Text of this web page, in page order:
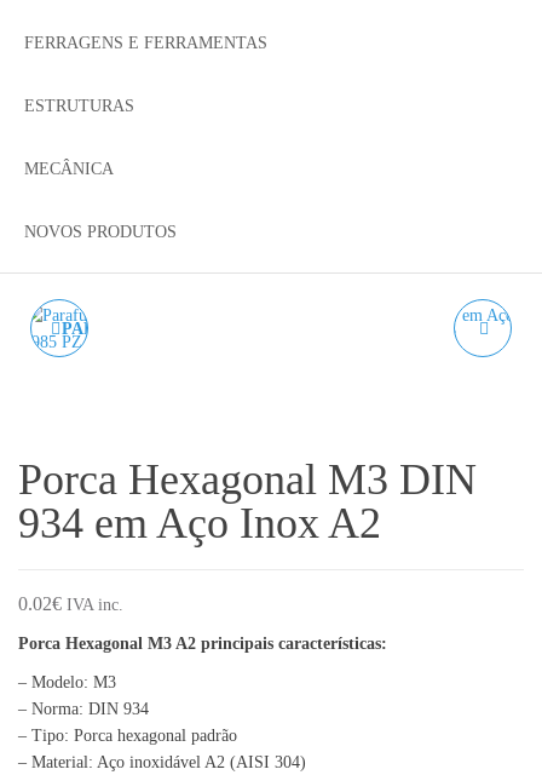
FERRAGENS E FERRAMENTAS
ESTRUTURAS
MECÂNICA
NOVOS PRODUTOS
PARAFUSO OVAL M3X30 PORCA HEXAGONAL
Porca Hexagonal M3 DIN
934 em Aço Inox A2
0.02€ IVA inc.
Porca Hexagonal M3 A2 principais características:
– Modelo: M3
– Norma: DIN 934
– Tipo: Porca hexagonal padrão
– Material: Aço inoxidável A2 (AISI 304)